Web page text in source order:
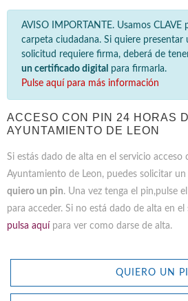
AVISO IMPORTANTE. Usamos CLAVE
carpeta ciudadana. Si quiere presentar
solicitud requiere firma, deberá de
un certificado digital para firmarla.
Pulse aquí para más información
ACCESO CON PIN 24 HORAS
AYUNTAMIENTO DE LEON
Si estás dado de alta en el servicio acceso
Ayuntamiento de Leon, puedes solicitar
quiero un pin. Una vez tenga el pin,pulse
para acceder. Si no está dado de alta en
pulsa aquí para ver como darse de alta.
QUIERO UN